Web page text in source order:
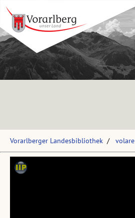
Vorarlberger Landesbibliothek volare